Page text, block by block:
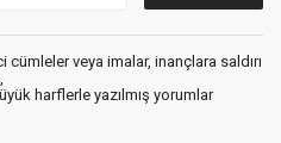
veya imalar, inançlara saldırı
harflerle yazılmış yorumlar